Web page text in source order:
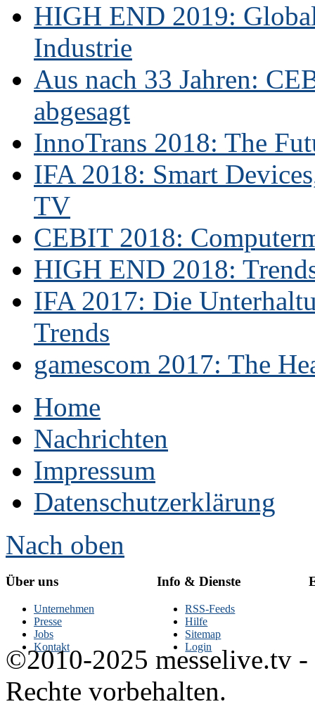
HIGH END 2019:
Industrie
Aus nach 33 Jahren:
abgesagt
InnoTrans 2018: The
IFA 2018: Smart
TV
CEBIT 2018:
HIGH END 2018:
IFA 2017: Die
Trends
gamescom 2017: The
Home
Nachrichten
Impressum
Datenschutzerklärung
Nach oben
Über uns
Unternehmen
Presse
Jobs
Kontakt
Info & Dienste
RSS-Feeds
Hilfe
Sitemap
Login
©2010-2025 messelive.tv -
Rechte vorbehalten.